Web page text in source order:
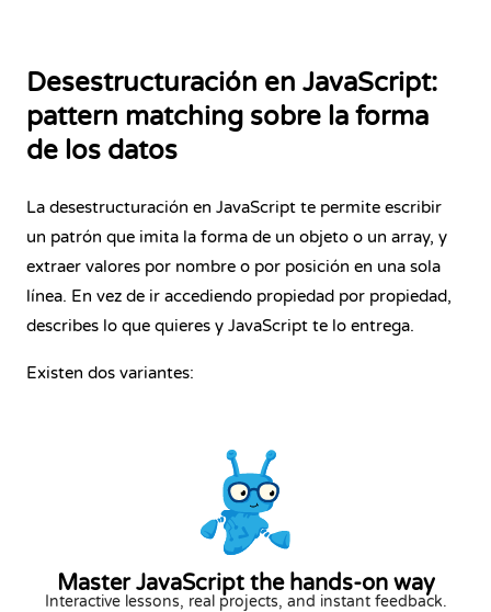
Desestructuración en JavaScript:
pattern matching sobre la forma
de los datos
La desestructuración en JavaScript te permite escribir
un patrón que imita la forma de un objeto o un array, y
extraer valores por nombre o por posición en una sola
línea. En vez de ir accediendo propiedad por propiedad,
describes lo que quieres y JavaScript te lo entrega.
Existen dos variantes:
Master JavaScript the hands-on way
Interactive lessons, real projects, and instant feedback.